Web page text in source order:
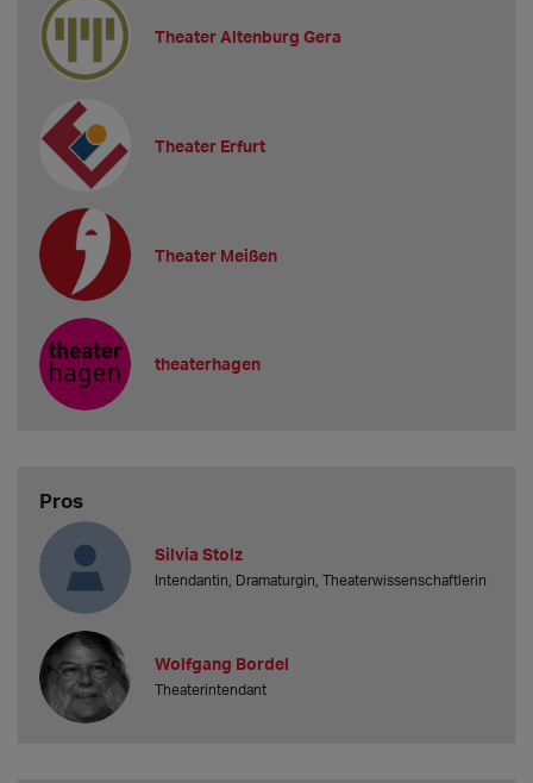
Theater Altenburg Gera
Theater Erfurt
Theater Meißen
theaterhagen
Pros
Silvia Stolz
Intendantin, Dramaturgin, Theaterwissenschaftlerin
Wolfgang Bordel
Theaterintendant